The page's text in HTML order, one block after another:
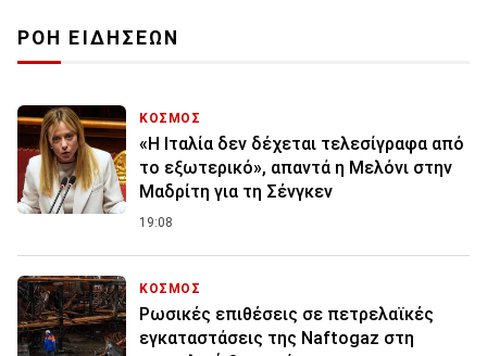
ΡΟΗ ΕΙΔΗΣΕΩΝ
ΚΟΣΜΟΣ
«Η Ιταλία δεν δέχεται τελεσίγραφα από
το εξωτερικό», απαντά η Μελόνι στην
Μαδρίτη για τη Σένγκεν
19:08
ΚΟΣΜΟΣ
Ρωσικές επιθέσεις σε πετρελαϊκές
εγκαταστάσεις της Naftogaz στη